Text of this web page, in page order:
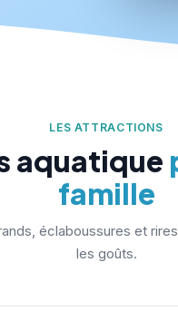
LES ATTRACTIONS
aquatique
famille
éclaboussures et
les goûts.